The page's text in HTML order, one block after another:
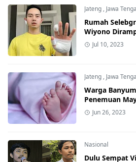
Jateng, Jawa
Rumah
Wiyono
Kronologinya
Jul 10, 2023
Jateng, Jawa
Warga
Penemuan
Pekarangan
Jun 26, 2023
Nasional
Dulu Sempat